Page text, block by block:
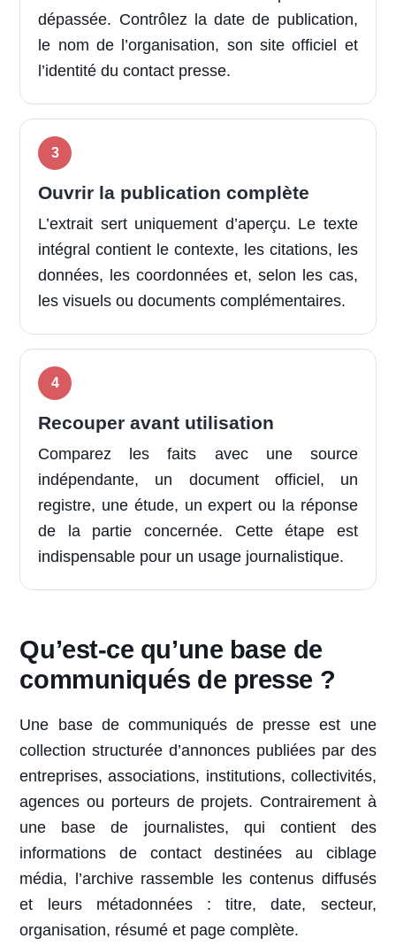
dépassée. Contrôlez la date de publication,
le nom de l’organisation, son site officiel et
l’identité du contact presse.
Ouvrir la publication complète
L’extrait sert uniquement d’aperçu. Le texte
intégral contient le contexte, les citations, les
données, les coordonnées et, selon les cas,
les visuels ou documents complémentaires.
Recouper avant utilisation
Comparez les faits avec une source
indépendante, un document officiel, un
registre, une étude, un expert ou la réponse
de la partie concernée. Cette étape est
indispensable pour un usage journalistique.
Qu’est-ce qu’une base de
communiqués de presse ?
Une base de communiqués de presse est une
collection structurée d’annonces publiées par des
entreprises, associations, institutions, collectivités,
agences ou porteurs de projets. Contrairement à
une base de journalistes, qui contient des
informations de contact destinées au ciblage
média, l’archive rassemble les contenus diffusés
et leurs métadonnées : titre, date, secteur,
organisation, résumé et page complète.